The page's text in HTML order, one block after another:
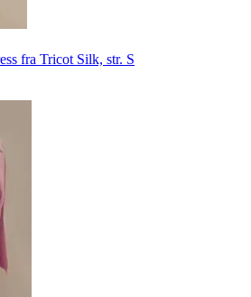
fra Tricot Silk, str. S